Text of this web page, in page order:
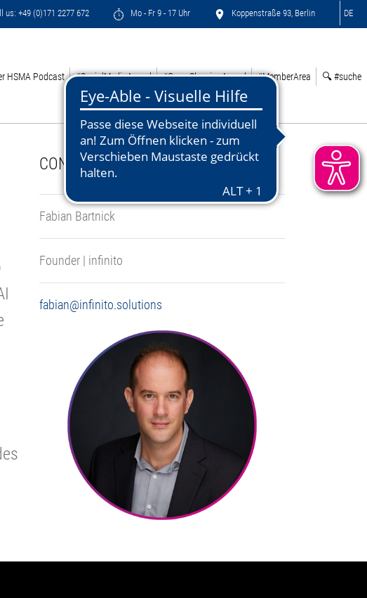
us: +49 (0)171 2277 672 Mo - Fr 9 - 17 Uhr Koppenstraße 93, Berlin DE
HSMA Podcast #SocialMediaAward #GreenSleepingAward #MemberArea 🔍 #suche
CONTACT:
Fabian Bartnick
Founder | infinito
fabian@infinito.solutions